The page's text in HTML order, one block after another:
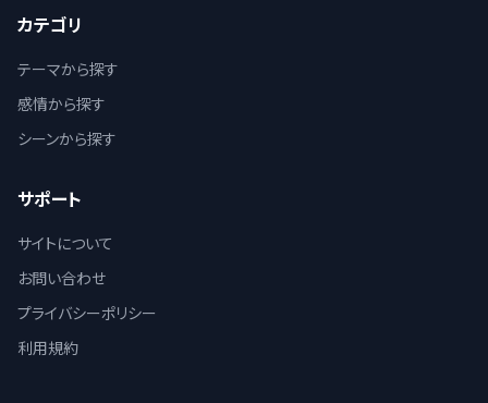
カテゴリ
テーマから探す
感情から探す
シーンから探す
サポート
サイトについて
お問い合わせ
プライバシーポリシー
利用規約